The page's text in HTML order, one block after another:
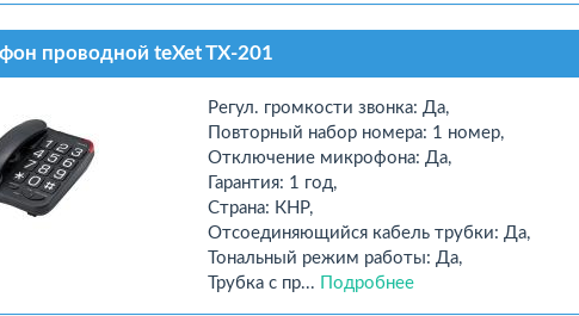
проводной teXet TX-201
Регул. громкости звонка: Да,
Повторный набор номера: 1 номер,
Отключение микрофона: Да,
Гарантия: 1 год,
Страна: КНР,
Отсоединяющийся кабель трубки: Да,
Тональный режим работы: Да,
Трубка с пр...
Подробнее